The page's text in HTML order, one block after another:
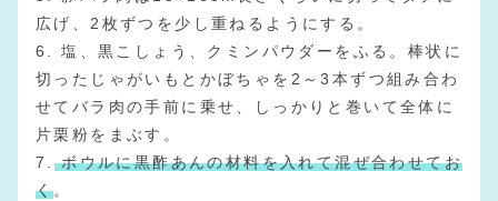
広げ、2枚ずつを少し重ねるようにする。
6. 塩、黒こしょう、クミンパウダーをふる。棒状に
切ったじゃがいもとかぼちゃを2～3本ずつ組み合わ
せてバラ肉の手前に乗せ、しっかりと巻いて全体に
片栗粉をまぶす。
7. ボウルに黒酢あんの材料を入れて混ぜ合わせてお
く。